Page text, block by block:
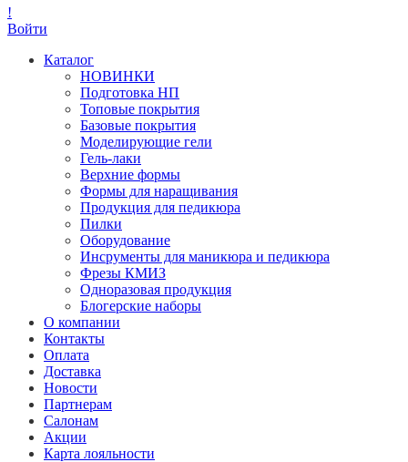
!
Войти
Каталог
НОВИНКИ
Подготовка НП
Топовые покрытия
Базовые покрытия
Моделирующие гели
Гель-лаки
Верхние формы
Формы для наращивания
Продукция для педикюра
Пилки
Оборудование
Инсрументы для маникюра и педикюра
Фрезы КМИЗ
Одноразовая продукция
Блогерские наборы
О компании
Контакты
Оплата
Доставка
Новости
Партнерам
Салонам
Акции
Карта лояльности